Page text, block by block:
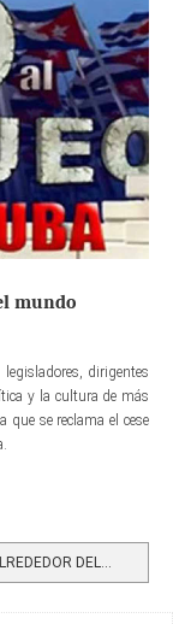
mundo
dirigentes
y la cultura de más
que se reclama el cese
DEL...